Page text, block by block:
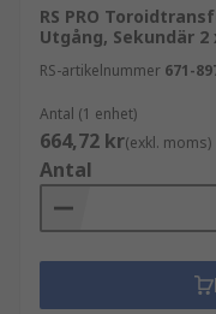
RS PRO
Utgång, Sekundär 2
RS-artikelnummer 671-
Antal (1 enhet)
664,72 kr(exkl. moms)
Antal